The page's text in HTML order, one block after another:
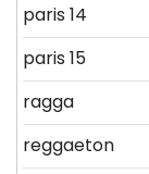
paris 14
paris 15
ragga
reggaeton